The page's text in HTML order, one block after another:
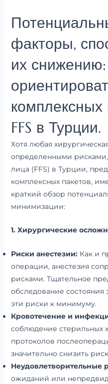
факторы,
их снижению:
комплексных
FFS в Турции.
Хотя любая
определенными
лица (FFS) в Турции,
комплексных пакетов,
краткий обзор
минимизации:
1. Хирургические
Риски анестезии:Как и
операции, анестезия
рисками. Тщательное
обследование состояния
эти риски к минимуму.
Кровотечение и
соблюдение стерильных
протоколов
значительно снизить
Неудовлетворительные
ожиданий или